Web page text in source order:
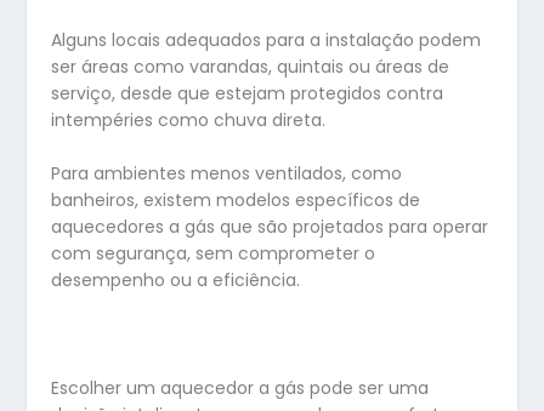
Alguns locais adequados para a instalação podem
ser áreas como varandas, quintais ou áreas de
serviço, desde que estejam protegidos contra
intempéries como chuva direta.
Para ambientes menos ventilados, como
banheiros, existem modelos específicos de
aquecedores a gás que são projetados para operar
com segurança, sem comprometer o
desempenho ou a eficiência.
Escolher um aquecedor a gás pode ser uma